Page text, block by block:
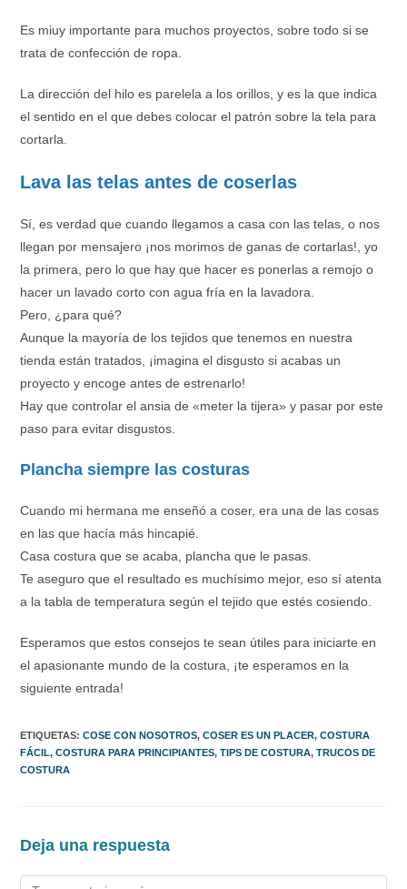
Es miuy importante para muchos proyectos, sobre todo si se
trata de confección de ropa.
La dirección del hilo es parelela a los orillos, y es la que indica
el sentido en el que debes colocar el patrón sobre la tela para
cortarla.
Lava las telas antes de coserlas
Sí, es verdad que cuando llegamos a casa con las telas, o nos
llegan por mensajero ¡nos morimos de ganas de cortarlas!, yo
la primera, pero lo que hay que hacer es ponerlas a remojo o
hacer un lavado corto con agua fría en la lavadora.
Pero, ¿para qué?
Aunque la mayoría de los tejidos que tenemos en nuestra
tienda están tratados, ¡imagina el disgusto si acabas un
proyecto y encoge antes de estrenarlo!
Hay que controlar el ansia de «meter la tijera» y pasar por este
paso para evitar disgustos.
Plancha siempre las costuras
Cuando mi hermana me enseñó a coser, era una de las cosas
en las que hacía más hincapié.
Casa costura que se acaba, plancha que le pasas.
Te aseguro que el resultado es muchísimo mejor, eso sí atenta
a la tabla de temperatura según el tejido que estés cosiendo.
Esperamos que estos consejos te sean útiles para iniciarte en
el apasionante mundo de la costura, ¡te esperamos en la
siguiente entrada!
ETIQUETAS:COSE CON NOSOTROS, COSER ES UN PLACER, COSTURA
FÁCIL, COSTURA PARA PRINCIPIANTES, TIPS DE COSTURA, TRUCOS DE
COSTURA
Deja una respuesta
Comentario